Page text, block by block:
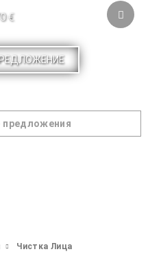
€
предложения
Чистка Лица